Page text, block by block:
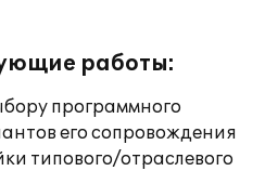
работы:
программного
его сопровождения
типового/отраслевого